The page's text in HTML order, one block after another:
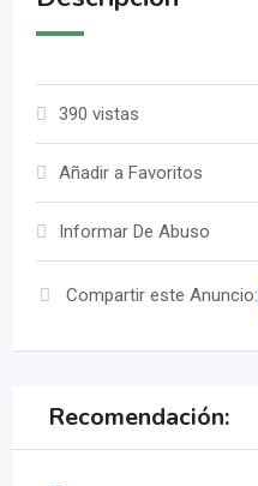
390 vistas
Añadir a Favoritos
Informar De Abuso
Compartir este Anuncio:
Recomendación: